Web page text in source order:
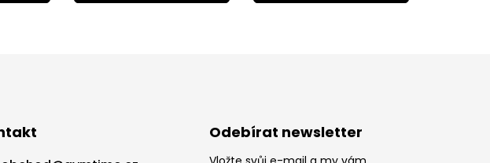
Odebírat newsletter